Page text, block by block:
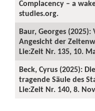
Complacency – a
studies.org.
Baur, Georges
Angesicht der
Lie:Zeit Nr. 135, 10.
Beck, Cyrus (2025):
tragende Säule des
Lie:Zeit Nr. 140, 8.